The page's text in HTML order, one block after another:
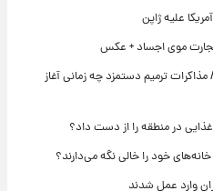
علیه ژاپن
موی اجساد + عکس
مذاکرات ترمیم دستمزد چه زمانی آغاز
در منطقه را از دست داد؟
خود را خالی نگه می‌دارند؟